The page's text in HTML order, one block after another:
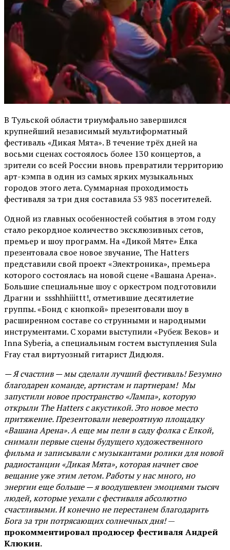
В Тульской области триумфально завершился
крупнейший независимый мультиформатный
фестиваль «Дикая Мята». В течение трёх дней на
восьми сценах состоялось более 130 концертов, а
зрители со всей России вновь превратили территорию
арт-кэмпа в один из самых ярких музыкальных
городов этого лета. Суммарная проходимость
фестиваля за три дня составила 53 983 посетителей.
Одной из главных особенностей события в этом году
стало рекордное количество эксклюзивных сетов,
премьер и шоу программ. На «Дикой Мяте» Ёлка
презентовала свое новое звучание, The Hatters
представили свой проект «Электроника», премьера
которого состоялась на новой сцене «Вашана Арена».
Большие специальные шоу с оркестром подготовили
Драгни и ssshhhiiittt!, отметившие десятилетие
группы. «Бонд с кнопкой» презентовали шоу в
расширенном составе со струнными и народными
инструментами. С хорами выступили «Рубеж Веков» и
Inna Syberia, а специальным гостем выступления Sula
Fray стал виртуозный гитарист Дидюля.
— Я счастлив — мы сделали лучший фестиваль! Безумно
благодарен команде, артистам и партнерам! Мы
запустили новое пространство «Лампа», которую
открыли The Hatters с акустикой. Это новое место
притяжение. Презентовали невероятную площадку
«Вашана Арена». А еще мы пели в саду фолка с Елкой,
снимали первые сцены будущего художественного
фильма и записывали с музыкантами ролики для новой
радиостанции «Дикая Мята», которая начнет свое
вещание уже этим летом. Работы у нас много, но
энергии еще больше — я воодушевлен эмоциями тысяч
людей, которые уехали с фестиваля абсолютно
счастливыми. И конечно не перестанем благодарить
Бога за три потрясающих солнечных дня!—
прокомментировал продюсер фестиваля Андрей
Клюкин.